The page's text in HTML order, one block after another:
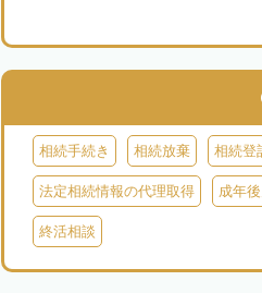
阿蘇郡南小国町 阿蘇郡産山村
相続手続き 相続放棄 相続登
法定相続情報の代理取得 成年
終活相談